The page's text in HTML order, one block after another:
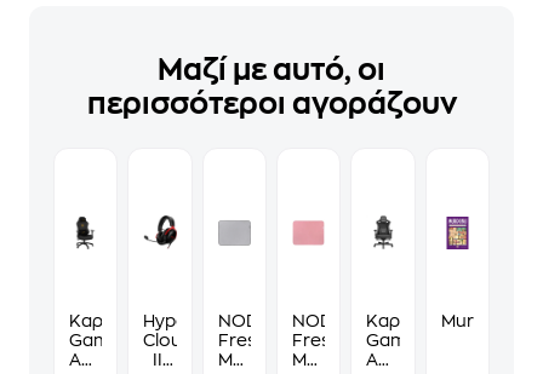
Μαζί με αυτό, οι
περισσότεροι αγοράζουν
Καρέκλα
Gaming
Anda
HyperX
Cloud
III
NOD
Fresh
Mouse
NOD
Fresh
Mouse
Καρέκλα
Gaming
Anda
Murdoku